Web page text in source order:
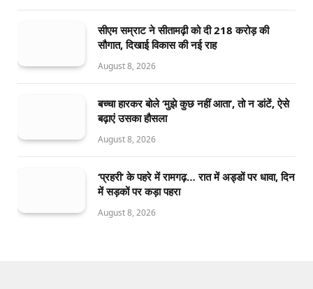
सीएम सम्राट ने सीतामढ़ी को दी 218 करोड़ की
सौगात, दिखाई विकास की नई राह
August 8, 2026
बच्चा हारकर बोले ‘मुझे कुछ नहीं आता’, तो न डांटें, ऐसे
बढ़ाएं उसका हौसला
August 8, 2026
‘प्रहरी’ के पहरे में रामगढ़… रात में अड्डों पर धावा, दिन
में सड़कों पर कड़ा पहरा
August 8, 2026